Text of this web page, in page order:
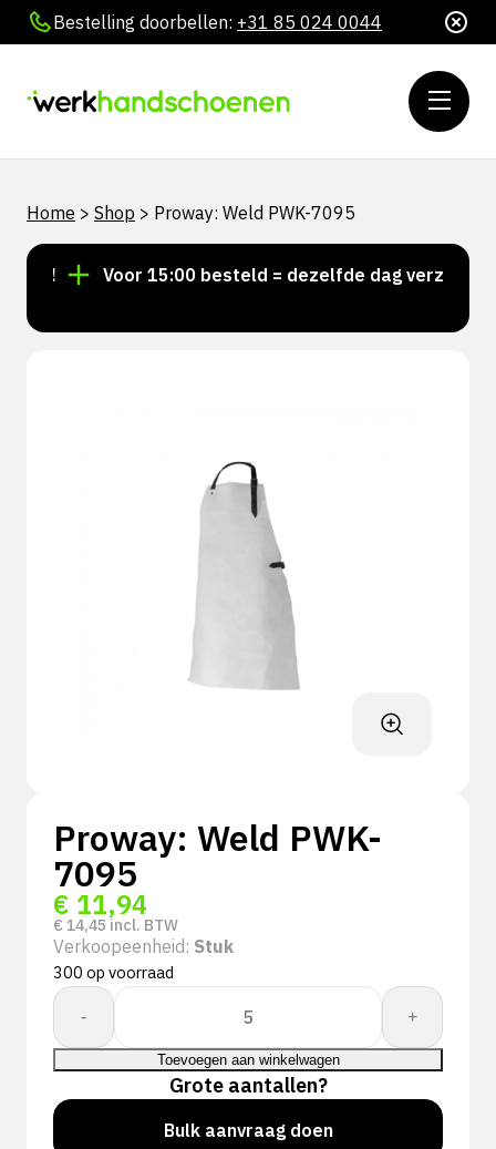
Bestelling doorbellen: +31 85 024 0044
Home > Shop > Proway: Weld PWK-7095
Voor 15:00 besteld = dezelfde dag verzonden
Proway: Weld PWK-
7095
€ 11,94
€ 14,45 incl. BTW
Verkoopeenheid: Stuk
300 op voorraad
-
Proway:
Weld
PWK-
7095
aantal
+
Toevoegen aan winkelwagen
Grote aantallen?
Bulk aanvraag doen